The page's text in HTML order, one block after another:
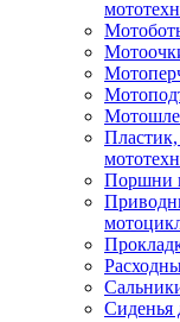
Поршни
Сиденья